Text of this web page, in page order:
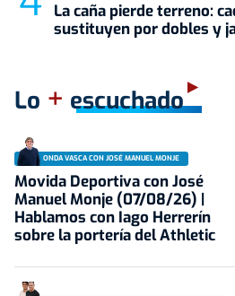
La caña pierde terreno:
sustituyen por dobles y
Lo + escuchado
ONDA VASCA CON JOSÉ MANUEL MONJE
Movida Deportiva con José
Manuel Monje (07/08/26) |
Hablamos con Iago Herrerín
sobre la portería del Athletic